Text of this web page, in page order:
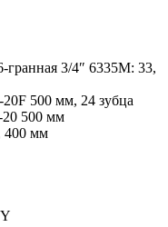
гранная 3/4″ 6335M: 33,
500 мм, 24 зубца
20 500 мм
400 мм